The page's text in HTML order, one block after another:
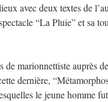
avec deux textes de
“La Pluie” et sa
marionnettiste auprès
dernière,
le jeune homme